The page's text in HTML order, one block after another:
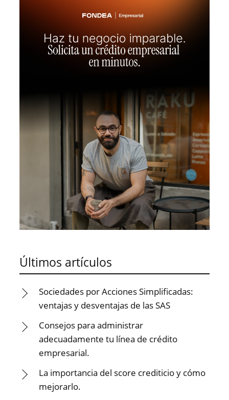
Últimos artículos
Sociedades por Acciones Simplificadas:
ventajas y desventajas de las SAS
Consejos para administrar
adecuadamente tu línea de crédito
empresarial.
La importancia del score crediticio y cómo
mejorarlo.